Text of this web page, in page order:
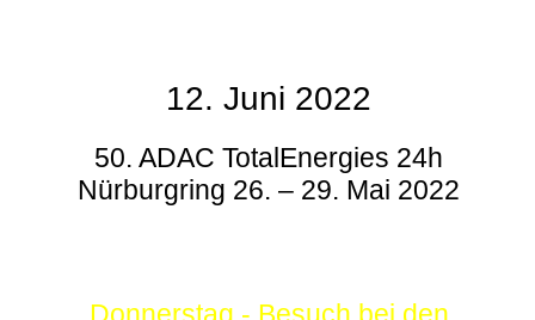
12. Juni 2022
50. ADAC TotalEnergies 24h
Nürburgring 26. – 29. Mai 2022